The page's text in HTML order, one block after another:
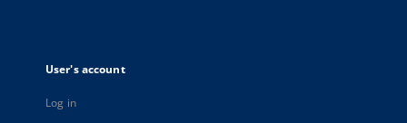
User's account
Log in